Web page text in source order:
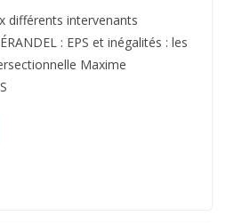
différents intervenants
: EPS et inégalités : les
Maxime